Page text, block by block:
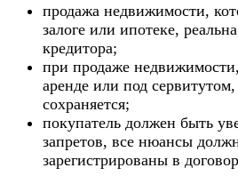
продажа недвижимости,
залоге или ипотеке,
кредитора;
при продаже
аренде или под
сохраняется;
покупатель должен быть
запретов, все нюансы
зарегистрированы в